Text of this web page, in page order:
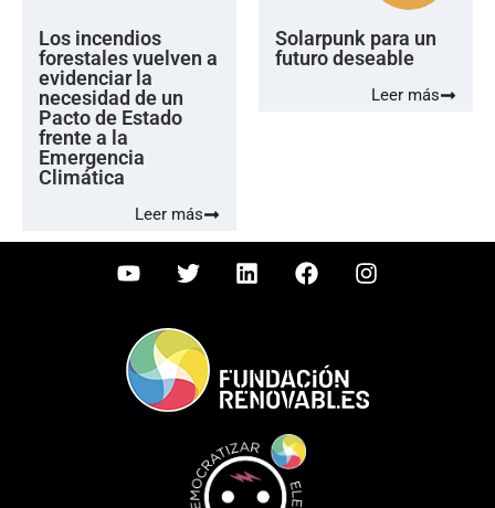
Los incendios
forestales vuelven a
evidenciar la
necesidad de un
Pacto de Estado
frente a la
Emergencia
Climática
Leer más
Solarpunk para un
futuro deseable
Leer más